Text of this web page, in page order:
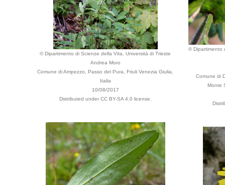
© Dipartimento di Scienze della Vita, Università di Trieste
Andrea Moro
Comune di Ampezzo, Passo del Pura, Friuli Venezia Giulia,
Italia
10/08/2017
Distributed under CC BY-SA 4.0 license.
© Dipartimento
Comune di
Monte